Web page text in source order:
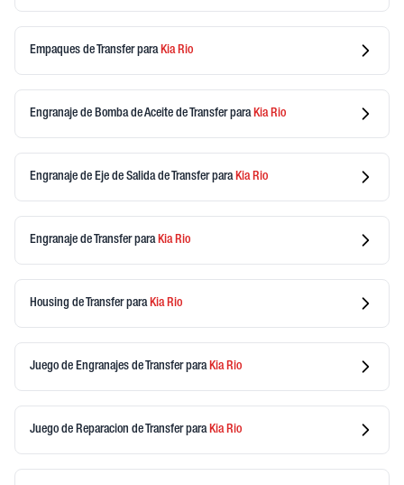
Empaques de Transferpara KiaRio
Engranaje de Bomba de Aceite de Transferpara KiaRio
Engranaje de Eje de Salida de Transferpara KiaRio
Engranaje de Transferpara KiaRio
Housing de Transferpara KiaRio
Juego de Engranajes de Transferpara KiaRio
Juego de Reparacion de Transferpara KiaRio